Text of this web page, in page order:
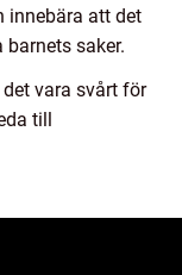
innebära att det
saker.
vara svårt för
till